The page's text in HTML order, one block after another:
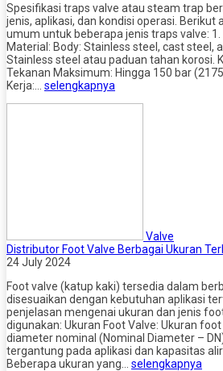
Spesifikasi traps valve atau steam trap
jenis, aplikasi, dan kondisi operasi. Berikut
umum untuk beberapa jenis traps valve:
Material: Body: Stainless steel, cast steel,
Stainless steel atau paduan tahan korosi.
Tekanan Maksimum: Hingga 150 bar
Kerja:… selengkapnya
Valve
Distributor Foot Valve Berbagai Ukuran
24 July 2024
Foot valve (katup kaki) tersedia dalam
disesuaikan dengan kebutuhan aplikasi
penjelasan mengenai ukuran dan jenis
digunakan: Ukuran Foot Valve: Ukuran
diameter nominal (Nominal Diameter –
tergantung pada aplikasi dan kapasitas
Beberapa ukuran yang… selengkapnya